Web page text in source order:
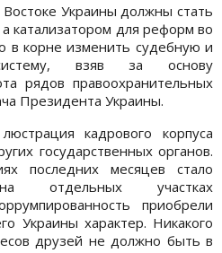
Украины должны стать
катализатором для реформ во
в корне изменить судебную и
систему, взяв за основу
рядов правоохранительных
Президента Украины.
кадрового корпуса
государственных органов.
последних месяцев стало
отдельных участках
приобрели
Украины характер. Никакого
друзей не должно быть в